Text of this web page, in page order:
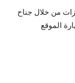
من خلال جناح
الموقع